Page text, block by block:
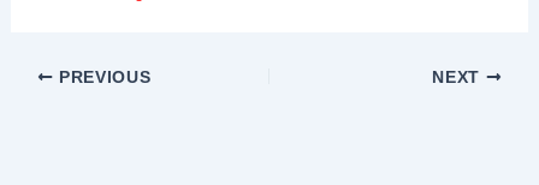
PREVIOUS NEXT